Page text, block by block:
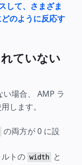
して、さまざま
のように反応す
ていない
場合、 AMP ラ
します。
の両方が 0 に設
トの width と